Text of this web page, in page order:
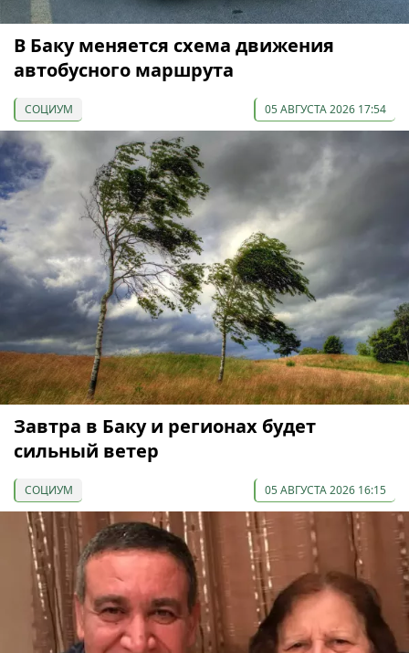
В Баку меняется схема движения
автобусного маршрута
СОЦИУМ 05 АВГУСТА 2026 17:54
Завтра в Баку и регионах будет
сильный ветер
СОЦИУМ 05 АВГУСТА 2026 16:15